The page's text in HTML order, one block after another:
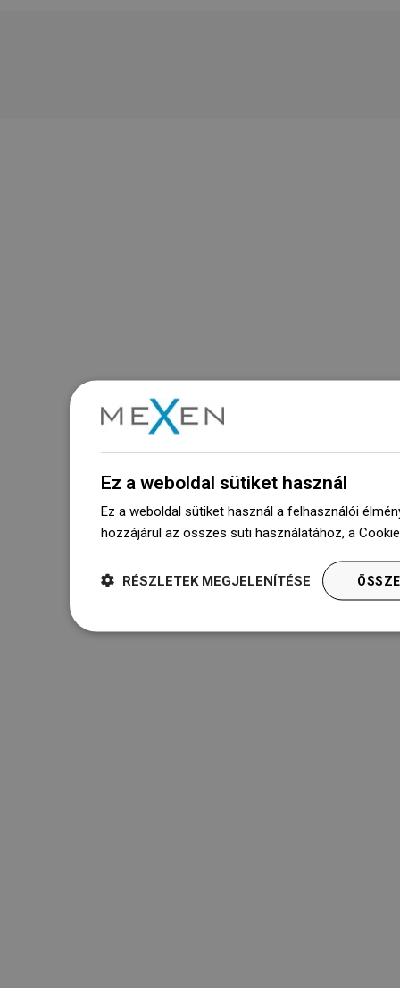
Ez a weboldal sütiket használ
Ez a weboldal sütiket használ a felhasználói
hozzájárul az összes süti használatához, a
RÉSZLETEK MEGJELENÍTÉSE